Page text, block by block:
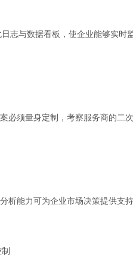
志与数据看板，使企业能够实
必须量身定制，考察服务商的二
析能力可为企业市场决策提供支